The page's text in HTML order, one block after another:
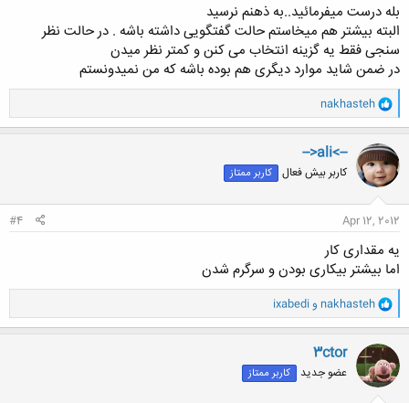
کلیک کنید تا باز شود...
بله درست میفرمائید..به ذهنم نرسید
البته بیشتر هم میخاستم حالت گفتگویی داشته باشه . در حالت نظر
سنجی فقط یه گزینه انتخاب می کنن و کمتر نظر میدن
در ضمن شاید موارد دیگری هم بوده باشه که من نمیدونستم
و
ا
ک
ن
ش
ه
ا
nakhasteh
-->ali<--
کاربر بیش فعال کاربر ممتاز
Apr 12, 2012
#4
یه مقداری کار
اما بیشتر بیکاری بودن و سرگرم شدن
و
ا
ک
ن
ش
ه
ا
nakhasteh و ixabedi
3ctor
عضو جدید کاربر ممتاز